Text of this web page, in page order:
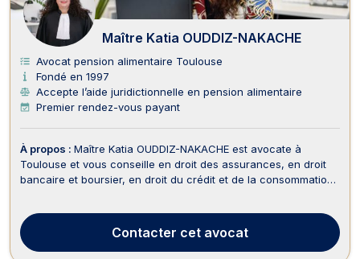
Maître Katia OUDDIZ-NAKACHE
Avocat pension alimentaire Toulouse
Fondé en 1997
Accepte l’aide juridictionnelle en pension alimentaire
Premier rendez-vous payant
À propos : Maître Katia OUDDIZ-NAKACHE est avocate à
Toulouse et vous conseille en droit des assurances, en droit
bancaire et boursier, en droit du crédit et de la consommation,
droit du travail. Maître OUDDIZ-...
Contacter cet avocat